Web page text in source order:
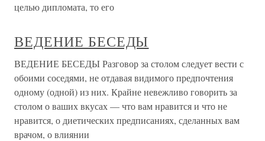
целью дипломата, то его
ВЕДЕНИЕ БЕСЕДЫ
ВЕДЕНИЕ БЕСЕДЫ Разговор за столом следует вести с
обоими соседями, не отдавая видимого предпочтения
одному (одной) из них. Крайне невежливо говорить за
столом о ваших вкусах — что вам нравится и что не
нравится, о диетических предписаниях, сделанных вам
врачом, о влиянии